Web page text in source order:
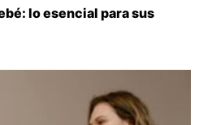
lo esencial para sus